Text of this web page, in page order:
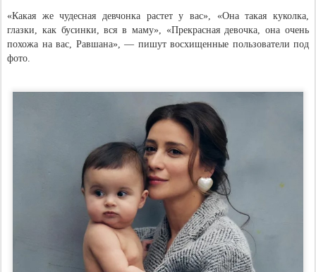
«Какая же чудесная девчонка растет у вас», «Она такая куколка,
глазки, как бусинки, вся в маму», «Прекрасная девочка, она очень
похожа на вас, Равшана», — пишут восхищенные пользователи под
фото.